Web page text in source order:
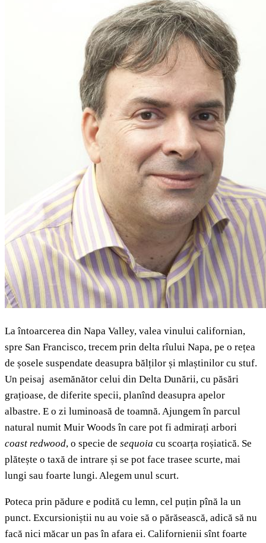
La întoarcerea din Napa Valley, valea vinului californian,
spre San Francisco, trecem prin delta rîului Napa, pe o rețea
de șosele suspendate deasupra bălților și mlaștinilor cu stuf.
Un peisaj asemănător celui din Delta Dunării, cu păsări
grațioase, de diferite specii, planînd deasupra apelor
albastre. E o zi luminoasă de toamnă. Ajungem în parcul
natural numit Muir Woods în care pot fi admirați arbori
coast redwood, o specie de sequoia cu scoarța roșiatică. Se
plătește o taxă de intrare și se pot face trasee scurte, mai
lungi sau foarte lungi. Alegem unul scurt.
Poteca prin pădure e podită cu lemn, cel puțin pînă la un
punct. Excursioniștii nu au voie să o părăsească, adică să nu
facă nici măcar un pas în afara ei. Californienii sînt foarte